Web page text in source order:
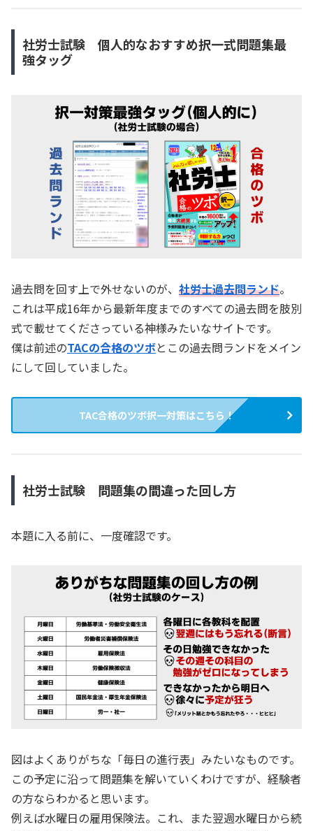
社労士試験 個人的なおすすめ択一式問題集最
強タッグ
過去問を回す上で外せないのが、 社労士過去問ランド。
これは平成16年から最新年度までのすべての過去問を肢別
式で載せてくださっている神様みたいなサイトです。
僕は前述のTACの合格のツボとこの過去問ランドをメイン
にして回していました。
TAC合格のツボ択一対策はこちら！
社労士試験 問題集の間違った回し方
本題に入る前に、一度確認です。
図はよくありがちな「毎日の進行表」みたいなものです。
この予定に沿って問題集を解いていくわけですが、経験者
の方ならわかると思います。
例えば水曜日の雇用保険法。これ、また翌週水曜日から続